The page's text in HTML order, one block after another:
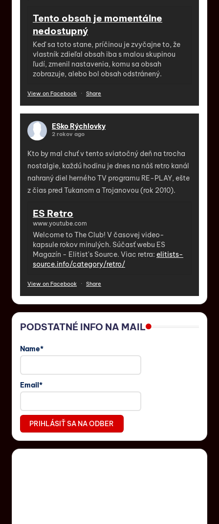
Tento obsah je momentálne
nedostupný
Keď sa toto stane, príčinou je zvyčajne to, že
vlastník zdieľal obsah iba s malou skupinou
ľudí, zmenil nastavenia, komu sa obsah
zobrazuje, alebo bol obsah odstránený.
View on Facebook · Share
ESko Rýchlovky
2 rokov ago
Kto by mal chuť v tento sviatočný deň na trocha
nostalgie, každú hodinu je dnes na náš retro kanál
nahraný diel herného TV programu RE-PLAY, ešte
z čias pred Tukanom a Trojanovou (rok 2010).
ES Retro
www.youtube.com
Welcome to The Club! V časovej video-
kapsule rokov minulých. Súčasť webu ES
Magazín - Elitist's Source. Viac retra: elitists-
source.info/category/retro/
View on Facebook · Share
PODSTATNÉ INFO NA MAIL
Name*
Email*